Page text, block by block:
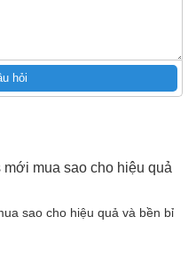
hỏi
sao cho hiệu quả và bền bỉ